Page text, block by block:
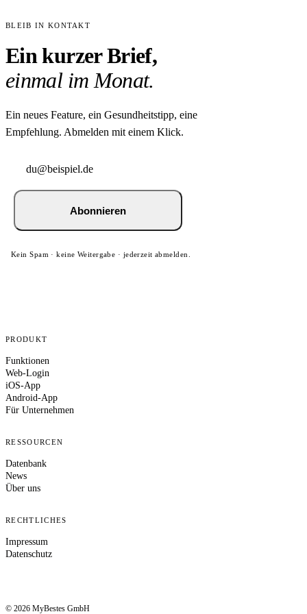
BLEIB IN KONTAKT
Ein kurzer Brief,
einmal im Monat.
Ein neues Feature, ein Gesundheitstipp, eine
Empfehlung. Abmelden mit einem Klick.
Abonnieren
Kein Spam · keine Weitergabe · jederzeit abmelden.
PRODUKT
Funktionen
Web-Login
iOS-App
Android-App
Für Unternehmen
RESSOURCEN
Datenbank
News
Über uns
RECHTLICHES
Impressum
Datenschutz
© 2026 MyBestes GmbH